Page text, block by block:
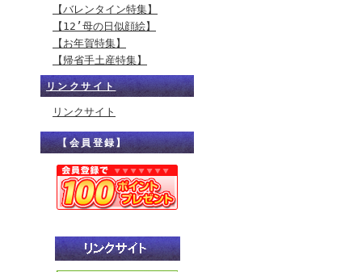
【バレンタイン特集】
【12’母の日似顔絵】
【お年賀特集】
【帰省手土産特集】
リンクサイト
リンクサイト
【会員登録】